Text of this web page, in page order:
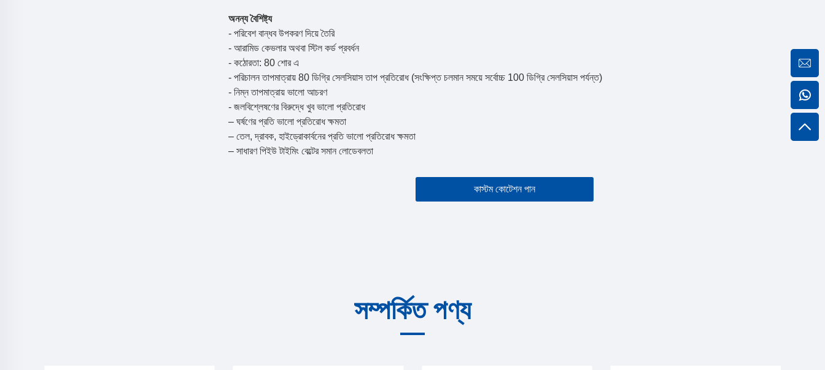
অনন্য বৈশিষ্ট্য
- পরিবেশ বান্ধব উপকরণ দিয়ে তৈরি
- আরামিড কেভলার অথবা স্টিল কর্ড প্রবর্ধন
- কঠোরতা: 80 শোর এ
- পরিচালন তাপমাত্রায় 80 ডিগ্রি সেলসিয়াস তাপ প্রতিরোধ (সংক্ষিপ্ত চলমান সময়ে সর্বোচ্চ 100 ডিগ্রি সেলসিয়াস পর্যন্ত)
- নিম্ন তাপমাত্রায় ভালো আচরণ
- জলবিশ্লেষণের বিরুদ্ধে খুব ভালো প্রতিরোধ
– ঘর্ষণের প্রতি ভালো প্রতিরোধ ক্ষমতা
– তেল, দ্রাবক, হাইড্রোকার্বনের প্রতি ভালো প্রতিরোধ ক্ষমতা
– সাধারণ পিইউ টাইমিং বেল্টের সমান লোডেবলতা
কাস্টম কোটেশন পান
সম্পর্কিত পণ্য